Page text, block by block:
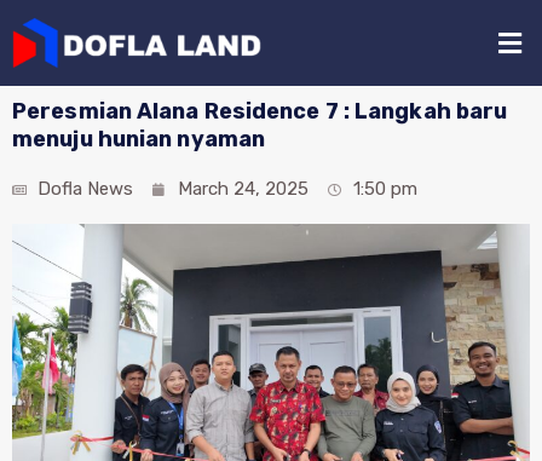
Peresmian Alana Residence 7 : Langkah baru
menuju hunian nyaman
Dofla News March 24, 2025 1:50 pm